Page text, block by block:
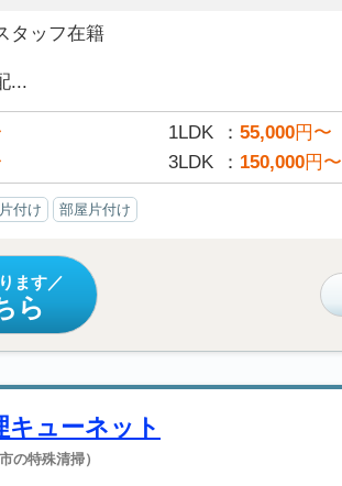
タッフ在籍
...
1LDK 55,000円〜
3LDK 150,000円〜
付け 部屋片付け
ます
ら
キューネット
の特殊清掃）